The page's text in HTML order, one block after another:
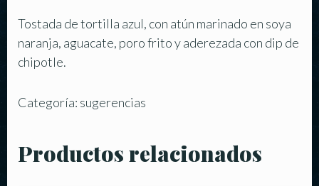
Tostada de tortilla azul, con atún marinado en soya
naranja, aguacate, poro frito y aderezada con dip de
chipotle.
Categoría: sugerencias
Productos relacionados